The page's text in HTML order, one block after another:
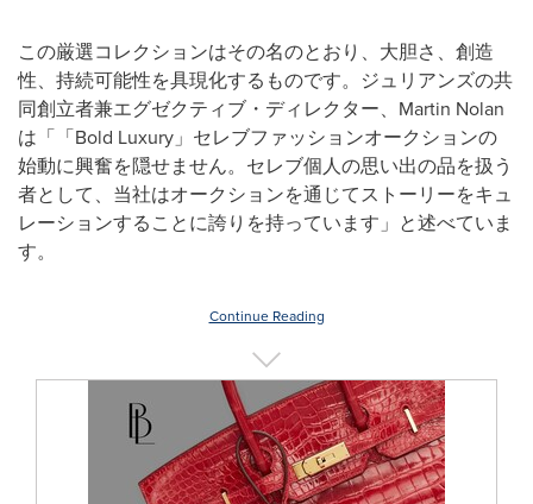
この厳選コレクションはその名のとおり、大胆さ、創造
性、持続可能性を具現化するものです。ジュリアンズの共
同創立者兼エグゼクティブ・ディレクター、Martin Nolan
は「「Bold Luxury」セレブファッションオークションの
始動に興奮を隠せません。セレブ個人の思い出の品を扱う
者として、当社はオークションを通じてストーリーをキュ
レーションすることに誇りを持っています」と述べていま
す。
Continue Reading